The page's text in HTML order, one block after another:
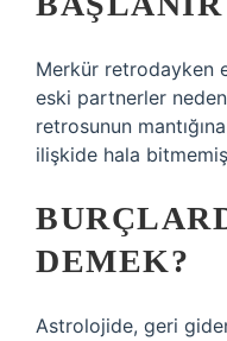
Merkür retrodayken
eski partnerler
retrosunun
ilişkide hala
DEMEK?
Astrolojide, geri